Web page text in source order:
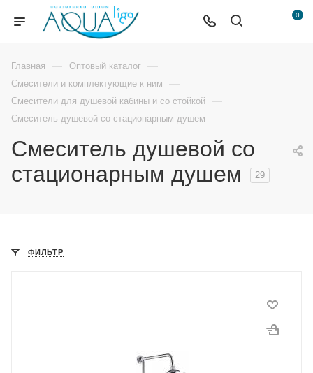
0
Главная — Оптовый каталог —
Смесители и комплектующие к ним —
Смесители для душевой кабины и со стойкой —
Смеситель душевой со стационарным душем
Смеситель душевой со
стационарным душем
29
ФИЛЬТР